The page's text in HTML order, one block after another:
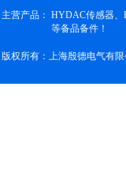
主营产品： HYDAC传感器、
等备品备件！
版权所有：上海殷德电气有